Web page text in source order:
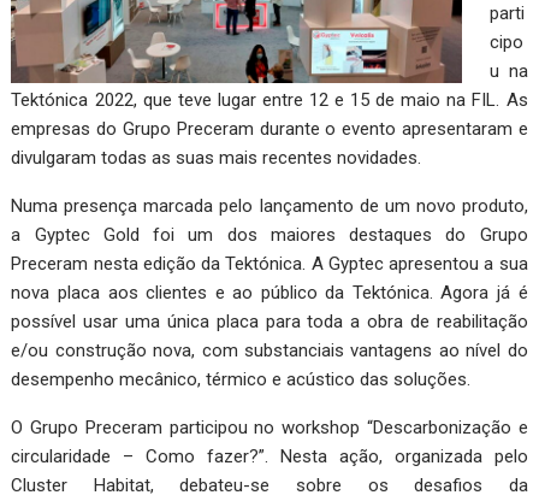
parti
cipo
u na
Tektónica 2022, que teve lugar entre 12 e 15 de maio na FIL. As
empresas do Grupo Preceram durante o evento apresentaram e
divulgaram todas as suas mais recentes novidades.
Numa presença marcada pelo lançamento de um novo produto,
a Gyptec Gold foi um dos maiores destaques do Grupo
Preceram nesta edição da Tektónica. A Gyptec apresentou a sua
nova placa aos clientes e ao público da Tektónica. Agora já é
possível usar uma única placa para toda a obra de reabilitação
e/ou construção nova, com substanciais vantagens ao nível do
desempenho mecânico, térmico e acústico das soluções.
O Grupo Preceram participou no workshop “Descarbonização e
circularidade – Como fazer?”. Nesta ação, organizada pelo
Cluster Habitat, debateu-se sobre os desafios da